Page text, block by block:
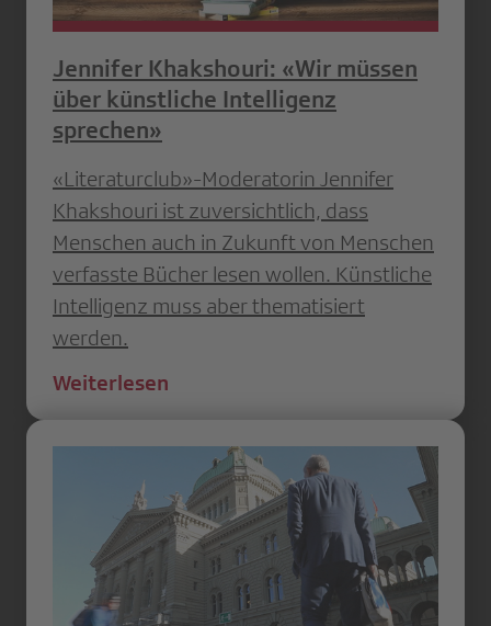
Jennifer Khakshouri: «Wir müssen
über künstliche Intelligenz
sprechen»
«Literaturclub»-Moderatorin Jennifer
Khakshouri ist zuversichtlich, dass
Menschen auch in Zukunft von Menschen
verfasste Bücher lesen wollen. Künstliche
Intelligenz muss aber thematisiert
werden.
Weiterlesen